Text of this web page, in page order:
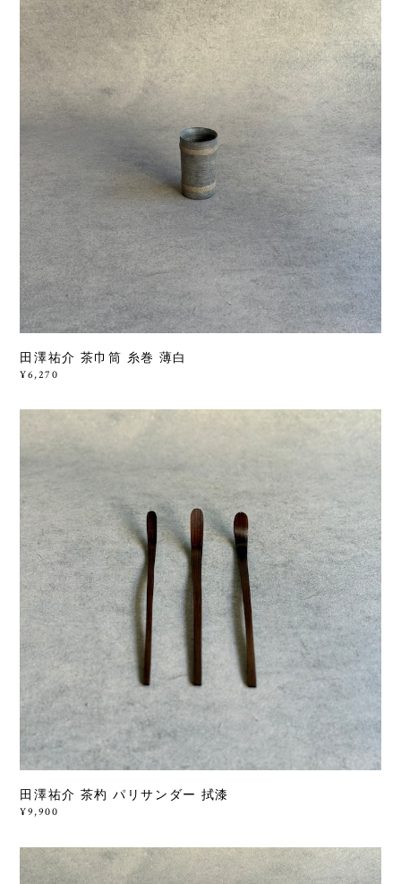
田澤祐介 茶巾筒 糸巻 薄白
¥6,270
田澤祐介 茶杓 パリサンダー 拭漆
¥9,900